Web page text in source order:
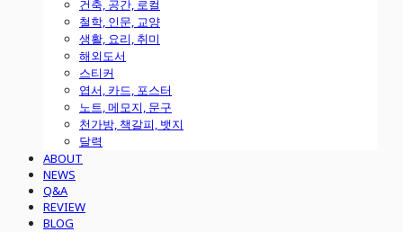
건축, 공간, 로컬
철학, 인문, 교양
생활, 요리, 취미
해외도서
스티커
엽서, 카드, 포스터
노트, 메모지, 문구
천가방, 책갈피, 뱃지
달력
ABOUT
NEWS
Q&A
REVIEW
BLOG